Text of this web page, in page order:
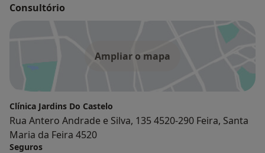
Consultório
Ampliar o mapa
Clínica Jardins Do Castelo
Rua Antero Andrade e Silva, 135 4520-290 Feira, Santa
Maria da Feira 4520
Seguros